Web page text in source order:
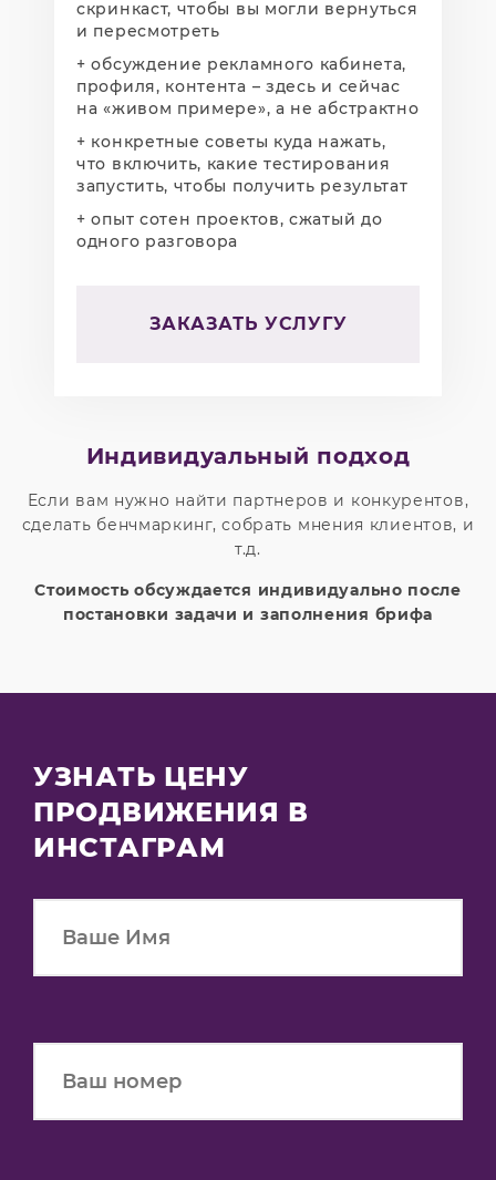
скринкаст, чтобы вы могли вернуться
и пересмотреть
+ обсуждение рекламного кабинета,
профиля, контента – здесь и сейчас
на «живом примере», а не абстрактно
+ конкретные советы куда нажать,
что включить, какие тестирования
запустить, чтобы получить результат
+ опыт сотен проектов, сжатый до
одного разговора
ЗАКАЗАТЬ УСЛУГУ
Индивидуальный подход
Если вам нужно найти партнеров и конкурентов,
сделать бенчмаркинг, собрать мнения клиентов, и
т.д.
Стоимость обсуждается индивидуально после
постановки задачи и заполнения брифа
УЗНАТЬ ЦЕНУ
ПРОДВИЖЕНИЯ В
ИНСТАГРАМ